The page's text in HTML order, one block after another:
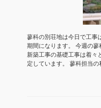
蓼科の別荘地は今日で工事
期間になります。 今週の
新築工事の基礎工事は着々
定しています。 蓼科担当